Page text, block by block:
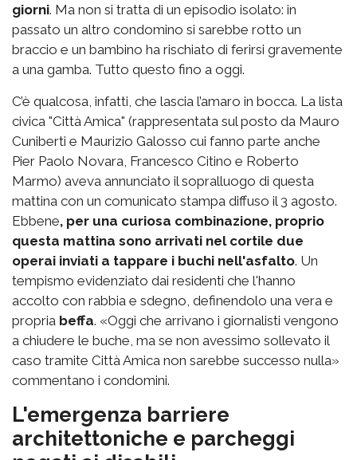
giorni. Ma non si tratta di un episodio isolato: in
passato un altro condomino si sarebbe rotto un
braccio e un bambino ha rischiato di ferirsi gravemente
a una gamba. Tutto questo fino a oggi.
C’è qualcosa, infatti, che lascia l’amaro in bocca. La lista
civica "Città Amica" (rappresentata sul posto da Mauro
Cuniberti e Maurizio Galosso cui fanno parte anche
Pier Paolo Novara, Francesco Citino e Roberto
Marmo) aveva annunciato il sopralluogo di questa
mattina con un comunicato stampa diffuso il 3 agosto.
Ebbene, per una curiosa combinazione, proprio
questa mattina sono arrivati nel cortile due
operai inviati a tappare i buchi nell'asfalto. Un
tempismo evidenziato dai residenti che l'hanno
accolto con rabbia e sdegno, definendolo una vera e
propria beffa. «Oggi che arrivano i giornalisti vengono
a chiudere le buche, ma se non avessimo sollevato il
caso tramite Città Amica non sarebbe successo nulla»
commentano i condomini.
L'emergenza barriere
architettoniche e parcheggi